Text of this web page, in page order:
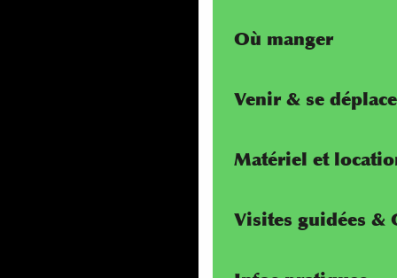
Où manger
Venir & se
Matériel et
Visites guidées &